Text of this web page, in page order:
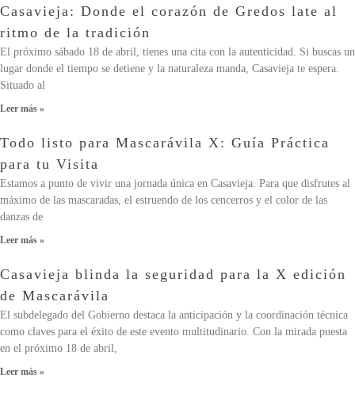
Casavieja: Donde el corazón de Gredos late al
ritmo de la tradición
El próximo sábado 18 de abril, tienes una cita con la autenticidad. Si buscas un
lugar donde el tiempo se detiene y la naturaleza manda, Casavieja te espera.
Situado al
Leer más »
Todo listo para Mascarávila X: Guía Práctica
para tu Visita
Estamos a punto de vivir una jornada única en Casavieja. Para que disfrutes al
máximo de las mascaradas, el estruendo de los cencerros y el color de las
danzas de
Leer más »
Casavieja blinda la seguridad para la X edición
de Mascarávila
El subdelegado del Gobierno destaca la anticipación y la coordinación técnica
como claves para el éxito de este evento multitudinario. Con la mirada puesta
en el próximo 18 de abril,
Leer más »